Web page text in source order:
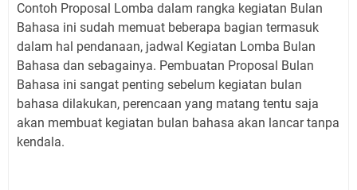
Contoh Proposal Lomba dalam rangka kegiatan Bulan
Bahasa ini sudah memuat beberapa bagian termasuk
dalam hal pendanaan, jadwal Kegiatan Lomba Bulan
Bahasa dan sebagainya. Pembuatan Proposal Bulan
Bahasa ini sangat penting sebelum kegiatan bulan
bahasa dilakukan, perencaan yang matang tentu saja
akan membuat kegiatan bulan bahasa akan lancar tanpa
kendala.